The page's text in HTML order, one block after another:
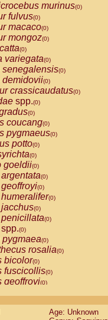
murinus(0)
fulvus(0)
macaco(0)
mongoz(0)
(0)
variegata(0)
senegalensis(0)
demidovii(0)
crassicaudatus(0)
spp.(0)
(0)
coucang(0)
pygmaeus(0)
potto(0)
(0)
goeldii(0)
(0)
(0)
(0)
(0)
(0)
(0)
(0)
rosalia(0)
bicolor(0)
fuscicollis(0)
geoffroyi(0)
labiatus(0)
leucopus (0)Age: Unknown